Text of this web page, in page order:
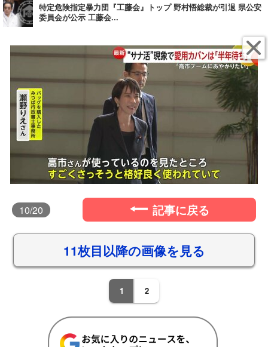
特定危険指定暴力団『工藤会』トップ 野村悟総裁が引退 県公安
委員会が公示 工藤会...
10/20 記事に戻る
11枚目以降の画像を見る
1 2